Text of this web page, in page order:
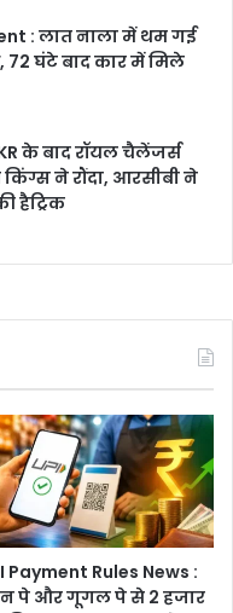
: लात नाला में थम गई
72 घंटे बाद कार में मिले
के बाद रॉयल चैलेंजर्स
ने रौंदा, आरसीबी ने
हैट्रिक
Payment Rules News :
पे और गूगल पे से 2 हजार